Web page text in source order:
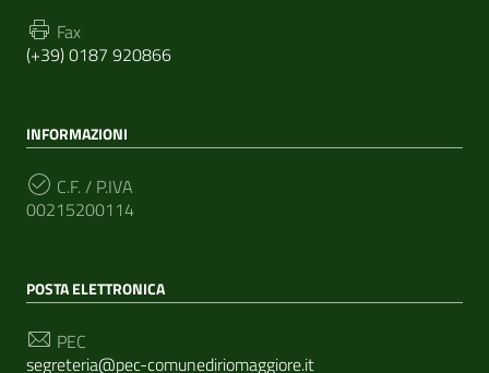
Fax
(+39) 0187 920866
INFORMAZIONI
C.F. / P.IVA
00215200114
POSTA ELETTRONICA
PEC
segreteria@pec-comunediriomaggiore.it